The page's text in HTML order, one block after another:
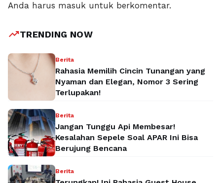
Anda harus masuk untuk berkomentar.
trending_upTRENDING NOW
Berita
Rahasia Memilih Cincin Tunangan yang
Nyaman dan Elegan, Nomor 3 Sering
Terlupakan!
Berita
Jangan Tunggu Api Membesar!
Kesalahan Sepele Soal APAR Ini Bisa
Berujung Bencana
Berita